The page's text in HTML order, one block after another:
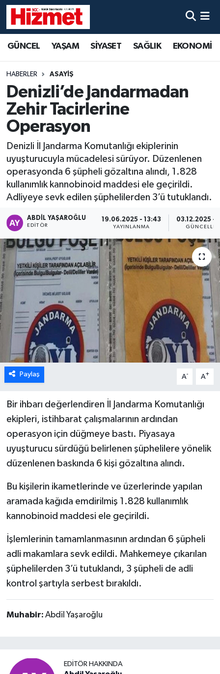
GÜNCEL YAŞAM SİYASET SAĞLIK EKONOMİ
HABERLER ASAYİŞ
Denizli’de Jandarmadan
Zehir Tacirlerine
Operasyon
Denizli İl Jandarma Komutanlığı ekiplerinin
uyuşturucuyla mücadelesi sürüyor. Düzenlenen
operasyonda 6 şüpheli gözaltına alındı, 1.828
kullanımlık kannobinoid maddesi ele geçirildi.
Adliyeye sevk edilen şüphelilerden 3’ü tutuklandı.
ABDIL YAŞAROĞLU
EDITÖR
19.06.2025 - 13:43
YAYINLANMA
03.12.2025 -
Paylaş A- A+
Bir ihbarı değerlendiren İl Jandarma Komutanlığı
ekipleri, istihbarat çalışmalarının ardından
operasyon için düğmeye bastı. Piyasaya
uyuşturucu sürdüğü belirlenen şüphelilere yönelik
düzenlenen baskında 6 kişi gözaltına alındı.
Bu kişilerin ikametlerinde ve üzerlerinde yapılan
aramada kağıda emdirilmiş 1.828 kullanımlık
kannobinoid maddesi ele geçirildi.
İşlemlerinin tamamlanmasının ardından 6 şüpheli
adli makamlara sevk edildi. Mahkemeye çıkarılan
şüphelilerden 3’ü tutuklandı, 3 şüpheli de adli
kontrol şartıyla serbest bırakıldı.
Muhabir: Abdil Yaşaroğlu
EDITÖR HAKKINDA
YAŞAM
SİYASET
SAĞLIK
EKONOMİ
KÜLTÜR SANAT
SPOR
MAGAZİN
ÖZEL HABER
DTO
RESMİ REKLAM
Denizli Hava Durumu
Denizli Trafik Yoğunluk Haritası
Süper Lig Puan Durumu ve Fikstür
Tüm Manşetler
Son Dakika Haberleri
Haber Arşivi